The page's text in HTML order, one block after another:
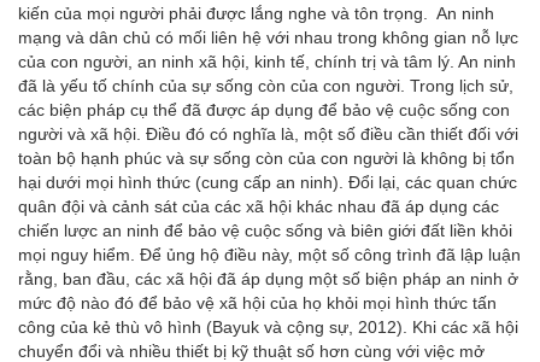
kiến của mọi người phải được lắng nghe và tôn trọng. An ninh
mạng và dân chủ có mối liên hệ với nhau trong không gian nỗ lực
của con người, an ninh xã hội, kinh tế, chính trị và tâm lý. An ninh
đã là yếu tố chính của sự sống còn của con người. Trong lịch sử,
các biện pháp cụ thể đã được áp dụng để bảo vệ cuộc sống con
người và xã hội. Điều đó có nghĩa là, một số điều cần thiết đối với
toàn bộ hạnh phúc và sự sống còn của con người là không bị tổn
hại dưới mọi hình thức (cung cấp an ninh). Đổi lại, các quan chức
quân đội và cảnh sát của các xã hội khác nhau đã áp dụng các
chiến lược an ninh để bảo vệ cuộc sống và biên giới đất liền khỏi
mọi nguy hiểm. Để ủng hộ điều này, một số công trình đã lập luận
rằng, ban đầu, các xã hội đã áp dụng một số biện pháp an ninh ở
mức độ nào đó để bảo vệ xã hội của họ khỏi mọi hình thức tấn
công của kẻ thù vô hình (Bayuk và cộng sự, 2012). Khi các xã hội
chuyển đổi và nhiều thiết bị kỹ thuật số hơn cùng với việc mở